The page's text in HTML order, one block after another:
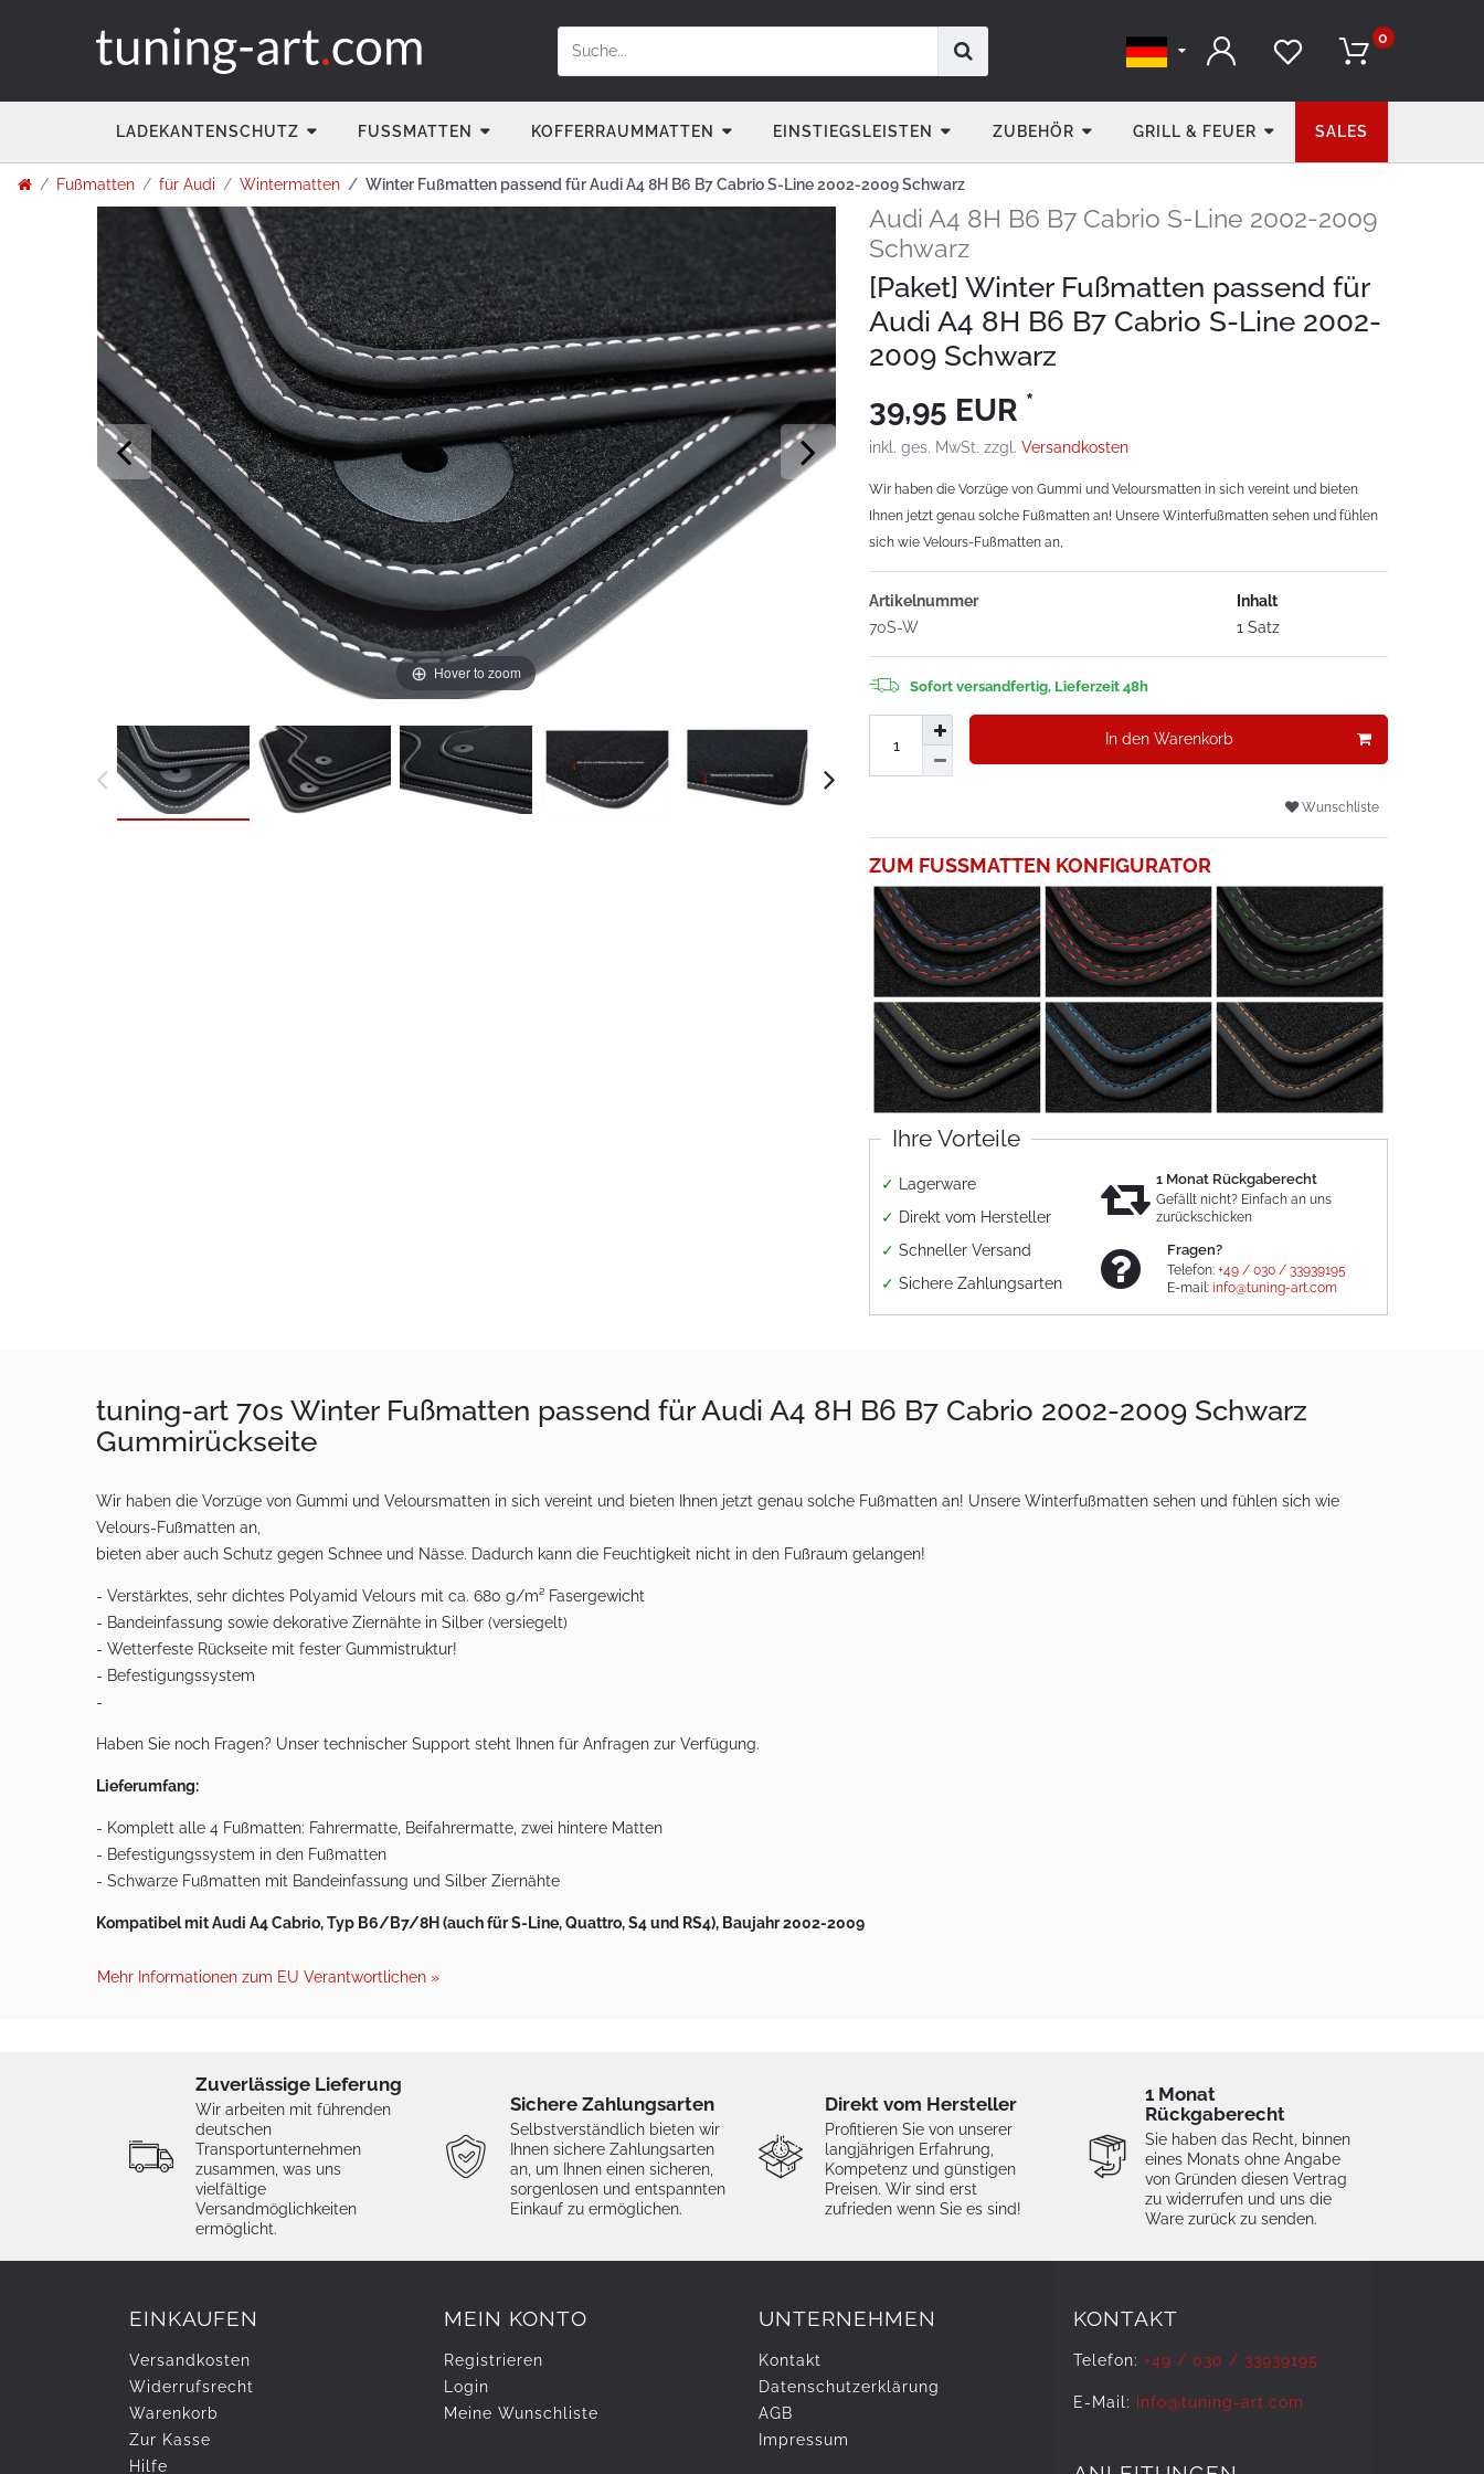
0
LADEKANTENSCHUTZ FUSSMATTEN KOFFERRAUMMATTEN EINSTIEGSLEISTEN ZUBEHÖR GRILL & FEUER SALES
Fußmatten für Audi Wintermatten Winter Fußmatten passend für Audi A4 8H B6 B7 Cabrio S-Line 2002-2009 Schwarz
Hover to zoom
Audi A4 8H B6 B7 Cabrio S-Line 2002-2009
Schwarz
[Paket] Winter Fußmatten passend für
Audi A4 8H B6 B7 Cabrio S-Line 2002-
2009 Schwarz
39,95 EUR *
inkl. ges. MwSt. zzgl. Versandkosten
Wir haben die Vorzüge von Gummi und Veloursmatten in sich vereint und bieten
Ihnen jetzt genau solche Fußmatten an! Unsere Winterfußmatten sehen und fühlen
sich wie Velours-Fußmatten an,
Artikelnummer
70S-W
Inhalt
1 Satz
Sofort versandfertig, Lieferzeit 48h
In den Warenkorb
Wunschliste
ZUM FUSSMATTEN KONFIGURATOR
Ihre Vorteile
✓ Lagerware
✓ Direkt vom Hersteller
✓ Schneller Versand
✓ Sichere Zahlungsarten
1 Monat Rückgaberecht
Gefällt nicht? Einfach an uns
zurückschicken
Fragen?
Telefon:+49 / 030 / 33939195
E-mail:info@tuning-art.com
tuning-art 70s Winter Fußmatten passend für Audi A4 8H B6 B7 Cabrio 2002-2009 Schwarz
Gummirückseite
Wir haben die Vorzüge von Gummi und Veloursmatten in sich vereint und bieten Ihnen jetzt genau solche Fußmatten an! Unsere Winterfußmatten sehen und fühlen sich wie
Velours-Fußmatten an,
bieten aber auch Schutz gegen Schnee und Nässe. Dadurch kann die Feuchtigkeit nicht in den Fußraum gelangen!
- Verstärktes, sehr dichtes Polyamid Velours mit ca. 680 g/m² Fasergewicht
- Bandeinfassung sowie dekorative Ziernähte in Silber (versiegelt)
- Wetterfeste Rückseite mit fester Gummistruktur!
- Befestigungssystem
-
Haben Sie noch Fragen? Unser technischer Support steht Ihnen für Anfragen zur Verfügung.
Lieferumfang:
- Komplett alle 4 Fußmatten: Fahrermatte, Beifahrermatte, zwei hintere Matten
- Befestigungssystem in den Fußmatten
- Schwarze Fußmatten mit Bandeinfassung und Silber Ziernähte
Kompatibel mit Audi A4 Cabrio, Typ B6/B7/8H (auch für S-Line, Quattro, S4 und RS4), Baujahr 2002-2009
Mehr Informationen zum EU Verantwortlichen »
Zuverlässige Lieferung
Wir arbeiten mit führenden
deutschen
Transportunternehmen
zusammen, was uns
vielfältige
Versandmöglichkeiten
ermöglicht.
Sichere Zahlungsarten
Selbstverständlich bieten wir
Ihnen sichere Zahlungsarten
an, um Ihnen einen sicheren,
sorgenlosen und entspannten
Einkauf zu ermöglichen.
Direkt vom Hersteller
Profitieren Sie von unserer
langjährigen Erfahrung,
Kompetenz und günstigen
Preisen. Wir sind erst
zufrieden wenn Sie es sind!
1 Monat
Rückgaberecht
Sie haben das Recht, binnen
eines Monats ohne Angabe
von Gründen diesen Vertrag
zu widerrufen und uns die
Ware zurück zu senden.
EINKAUFEN
Versandkosten
Widerrufs­recht
Warenkorb
Zur Kasse
Hilfe
MEIN KONTO
Registrieren
Login
Meine Wunschliste
UNTERNEHMEN
Kontakt
Daten­schutz­erklärung
AGB
Impressum
KONTAKT
Telefon: +49 / 030 / 33939195
E-Mail: info@tuning-art.com